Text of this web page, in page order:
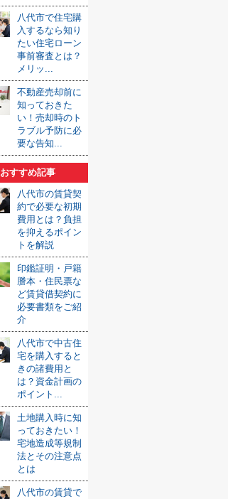
八代市で住宅購
入するなら知り
たい住宅ローン
事前審査とは？
メリッ...
不動産売却前に
知っておきた
い！売却時のト
ラブル予防に必
要な告知...
おすすめ記事
八代市の賃貸契
約で必要な初期
費用とは？負担
を抑えるポイン
トを解説
印鑑証明・戸籍
謄本・住民票な
ど賃貸借契約に
必要書類をご紹
介
八代市で中古住
宅を購入すると
きの諸費用と
は？資金計画の
ポイント...
土地購入時に知
っておきたい！
宅地造成等規制
法とその注意点
とは
八代市の賃貸で